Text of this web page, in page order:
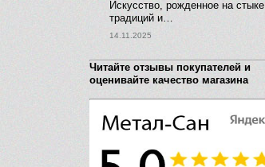
Искусство, рожденное на стыке
традиций и…
14.11.2025
Читайте отзывы покупателей и
оценивайте качество магазина